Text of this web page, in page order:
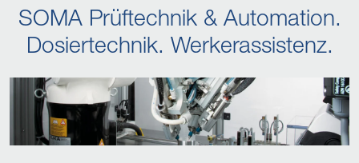
SOMA Prüftechnik & Automation.
Dosiertechnik. Werkerassistenz.